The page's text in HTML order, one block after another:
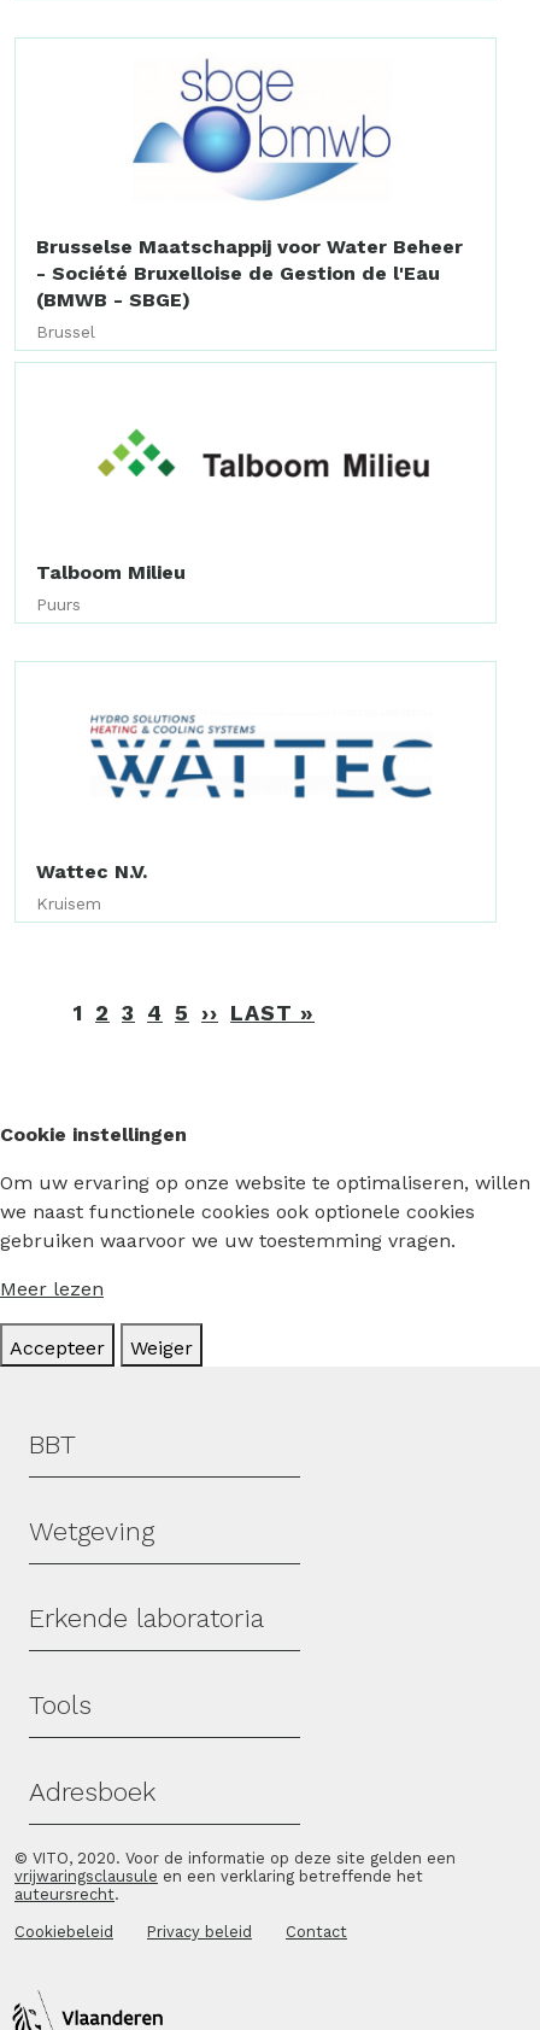
Brusselse Maatschappij voor Water Beheer
- Société Bruxelloise de Gestion de l'Eau
(BMWB - SBGE)
Brussel
Talboom Milieu
Puurs
Wattec N.V.
Kruisem
Paginering
1 2 3 4 5 ›› VOLGENDE
LAST »
Cookie instellingen
Om uw ervaring op onze website te optimaliseren, willen
we naast functionele cookies ook optionele cookies
gebruiken waarvoor we uw toestemming vragen.
Meer lezen
Accepteer Weiger
Hoofdmenu
BBT
Wetgeving
Erkende laboratoria
Tools
Adresboek
© VITO, 2020. Voor de informatie op deze site gelden een
vrijwaringsclausule en een verklaring betreffende het
auteursrecht.
Cookiebeleid Privacy beleid Contact